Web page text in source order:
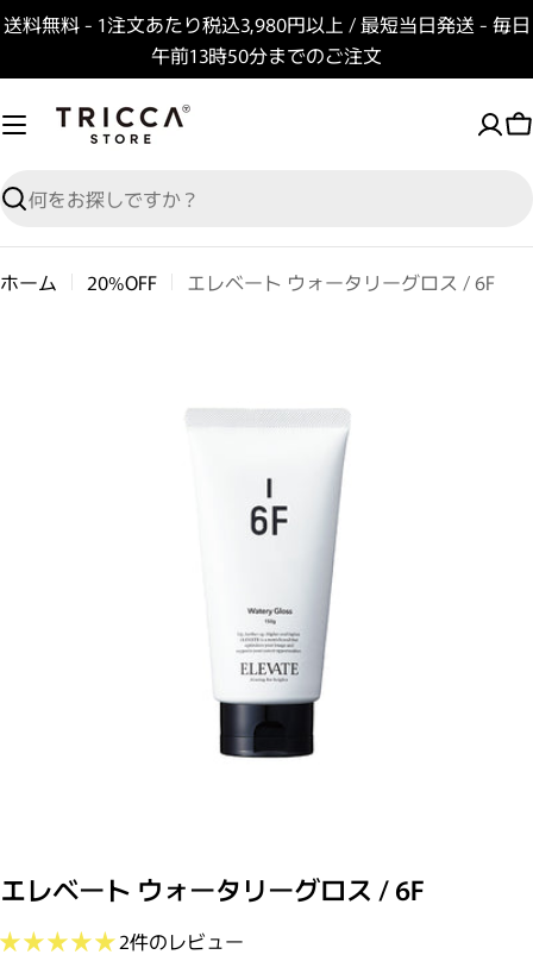
コンテンツへスキップ
送料無料 - 1注文あたり税込3,980円以上 / 最短当日発送 - 毎日
午前13時50分までのご注文
検索
ホーム 20%OFF
エレベート ウォータリーグロス / 6F
エレベート ウォータリーグロス / 6F
2件のレビュー